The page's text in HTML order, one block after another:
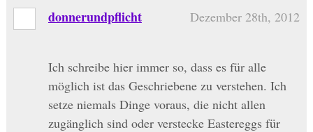
donnerundpflicht Dezember 28th, 2012
Ich schreibe hier immer so, dass es für alle
möglich ist das Geschriebene zu verstehen. Ich
setze niemals Dinge voraus, die nicht allen
zugänglich sind oder verstecke Eastereggs für